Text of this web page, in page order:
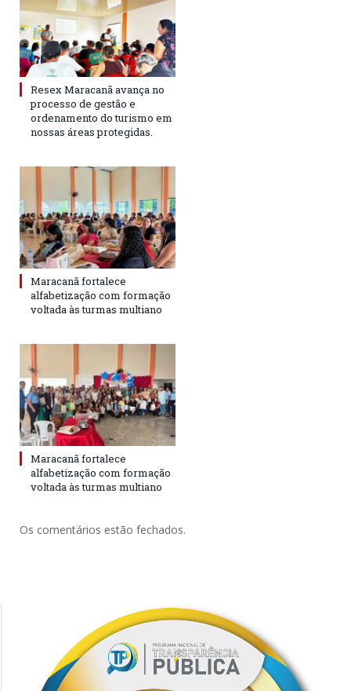
Resex Maracanã avança no
processo de gestão e
ordenamento do turismo em
nossas áreas protegidas.
Maracanã fortalece
alfabetização com formação
voltada às turmas multiano
Maracanã fortalece
alfabetização com formação
voltada às turmas multiano
Os comentários estão fechados.